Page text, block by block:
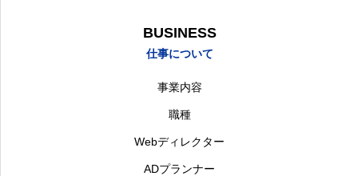
BUSINESS
仕事について
事業内容
職種
Webディレクター
ADプランナー